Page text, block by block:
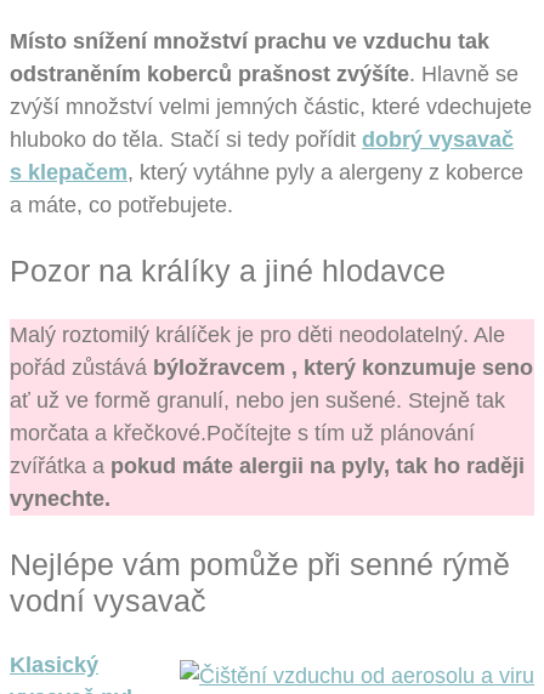
Místo snížení množství prachu ve vzduchu tak
odstraněním koberců prašnost zvýšíte. Hlavně se
zvýší množství velmi jemných částic, které vdechujete
hluboko do těla. Stačí si tedy pořídit dobrý vysavač
s klepačem, který vytáhne pyly a alergeny z koberce
a máte, co potřebujete.
Pozor na králíky a jiné hlodavce
Malý roztomilý králíček je pro děti neodolatelný. Ale
pořád zůstává býložravcem , který konzumuje seno
ať už ve formě granulí, nebo jen sušené. Stejně tak
morčata a křečkové.Počítejte s tím už plánování
zvířátka a pokud máte alergii na pyly, tak ho raději
vynechte.
Nejlépe vám pomůže při senné rýmě
vodní vysavač
Klasický